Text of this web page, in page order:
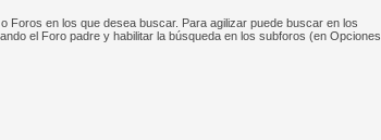
Foros en los que desea buscar. Para agilizar puede buscar en los
el Foro padre y habilitar la búsqueda en los subforos (en Opciones